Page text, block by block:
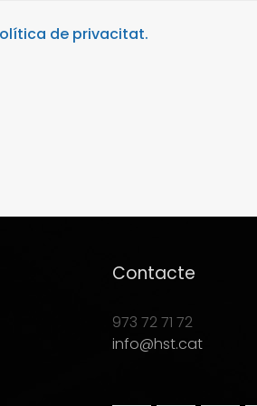
de privacitat.
Contacte
973 72 71 72
info@hst.cat